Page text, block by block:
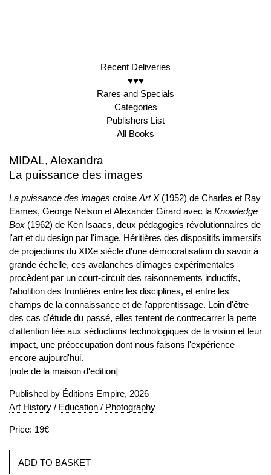
Recent Deliveries
♥♥♥
Rares and Specials
Categories
Publishers List
All Books
MIDAL, Alexandra
La puissance des images
La puissance des images croise Art X(1952) de Charles et Ray
Eames, George Nelson et Alexander Girard avec la Knowledge
Box (1962) de Ken Isaacs, deux pédagogies révolutionnaires de
l'art et du design par l'image. Héritières des dispositifs immersifs
de projections du XIXe siècle d'une démocratisation du savoir à
grande échelle, ces avalanches d'images expérimentales
procèdent par un court-circuit des raisonnements inductifs,
l'abolition des frontières entre les disciplines, et entre les
champs de la connaissance et de l'apprentissage. Loin d'être
des cas d'étude du passé, elles tentent de contrecarrer la perte
d'attention liée aux séductions technologiques de la vision et leur
impact, une préoccupation dont nous faisons l'expérience
encore aujourd'hui.
[note de la maison d'edition]
Published by Éditions Empire, 2026
Art History / Education / Photography
Price: 19€
ADD TO BASKET